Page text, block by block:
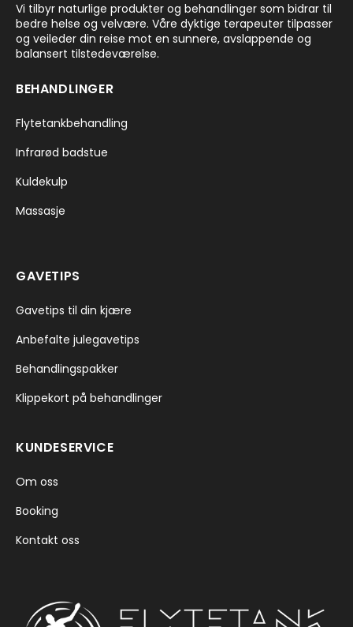
Vi tilbyr naturlige produkter og behandlinger som bidrar til
bedre helse og velvære. Våre dyktige terapeuter tilpasser
og veileder din reise mot en sunnere, avslappende og
balansert tilstedeværelse.
BEHANDLINGER
Flytetankbehandling
Infrarød badstue
Kuldekulp
Massasje
GAVETIPS
Gavetips til din kjære
Anbefalte julegavetips
Behandlingspakker
Klippekort på behandlinger
KUNDESERVICE
Om oss
Booking
Kontakt oss